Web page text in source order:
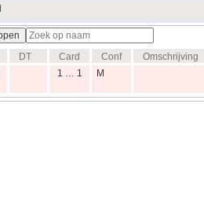
DT Card Conf
Omschrijving
1 … 1 M